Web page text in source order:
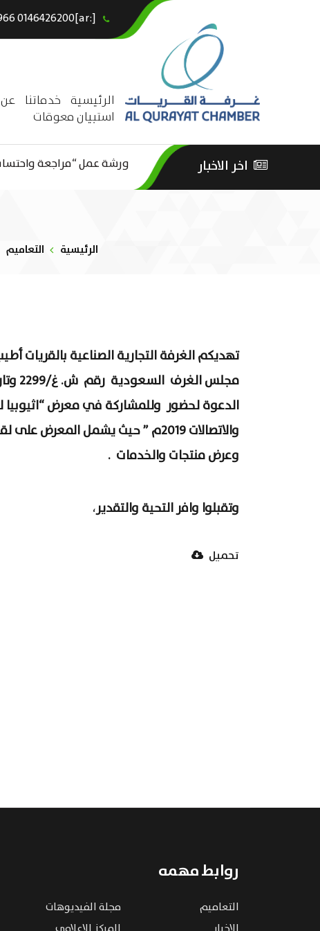
[:ar]966146426200+[:en]+966 0146426200[:]
الرئيسية خدماتنا
استبيان معوقات
اخر الاخبار
ورشة عمل “مراجعة واحتساب
ورشة عمل : العمـــــل
الرئيسية التعاميم
تهديكم الغرفة التجارية الصناعية بالقريات
الدعوة لحضور وللمشاركة في معرض “اثيوبيا
والاتصالات 2019م ” حيث يشمل المعرض
وعرض منتجات والخدمات .
وتقبلوا وافر التحية والتقدير،
تحميل
روابط مهمه
التعاميم
مجلة الفيديوهات